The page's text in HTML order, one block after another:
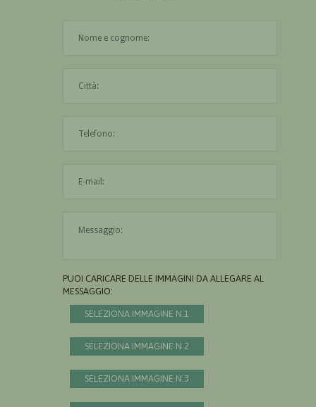
PUOI CARICARE DELLE IMMAGINI DA ALLEGARE AL
MESSAGGIO:
SELEZIONA IMMAGINE N.1
SELEZIONA IMMAGINE N.2
SELEZIONA IMMAGINE N.3